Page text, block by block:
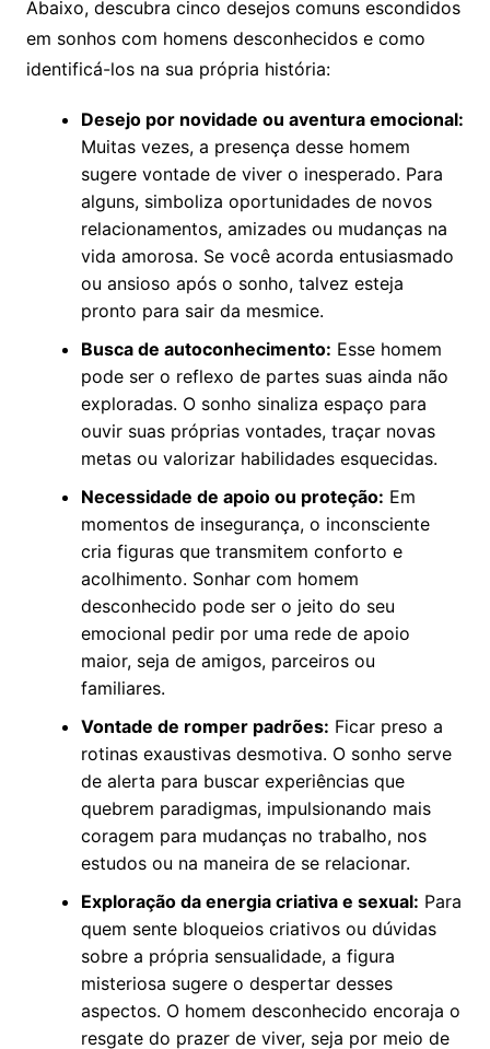
Abaixo, descubra cinco desejos comuns escondidos
em sonhos com homens desconhecidos e como
identificá-los na sua própria história:
Desejo por novidade ou aventura emocional:
Muitas vezes, a presença desse homem
sugere vontade de viver o inesperado. Para
alguns, simboliza oportunidades de novos
relacionamentos, amizades ou mudanças na
vida amorosa. Se você acorda entusiasmado
ou ansioso após o sonho, talvez esteja
pronto para sair da mesmice.
Busca de autoconhecimento: Esse homem
pode ser o reflexo de partes suas ainda não
exploradas. O sonho sinaliza espaço para
ouvir suas próprias vontades, traçar novas
metas ou valorizar habilidades esquecidas.
Necessidade de apoio ou proteção: Em
momentos de insegurança, o inconsciente
cria figuras que transmitem conforto e
acolhimento. Sonhar com homem
desconhecido pode ser o jeito do seu
emocional pedir por uma rede de apoio
maior, seja de amigos, parceiros ou
familiares.
Vontade de romper padrões: Ficar preso a
rotinas exaustivas desmotiva. O sonho serve
de alerta para buscar experiências que
quebrem paradigmas, impulsionando mais
coragem para mudanças no trabalho, nos
estudos ou na maneira de se relacionar.
Exploração da energia criativa e sexual: Para
quem sente bloqueios criativos ou dúvidas
sobre a própria sensualidade, a figura
misteriosa sugere o despertar desses
aspectos. O homem desconhecido encoraja o
resgate do prazer de viver, seja por meio de